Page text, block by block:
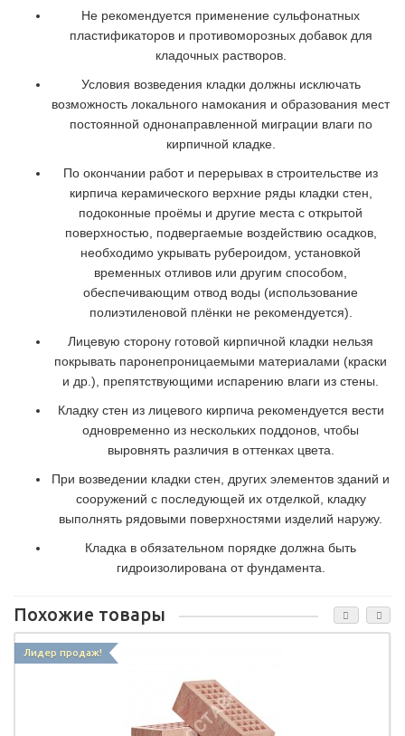
Не рекомендуется применение сульфонатных
пластификаторов и противоморозных добавок для
кладочных растворов.
Условия возведения кладки должны исключать
возможность локального намокания и образования мест
постоянной однонаправленной миграции влаги по
кирпичной кладке.
По окончании работ и перерывах в строительстве из
кирпича керамического верхние ряды кладки стен,
подоконные проёмы и другие места с открытой
поверхностью, подвергаемые воздействию осадков,
необходимо укрывать рубероидом, установкой
временных отливов или другим способом,
обеспечивающим отвод воды (использование
полиэтиленовой плёнки не рекомендуется).
Лицевую сторону готовой кирпичной кладки нельзя
покрывать паронепроницаемыми материалами (краски
и др.), препятствующими испарению влаги из стены.
Кладку стен из лицевого кирпича рекомендуется вести
одновременно из нескольких поддонов, чтобы
выровнять различия в оттенках цвета.
При возведении кладки стен, других элементов зданий и
сооружений с последующей их отделкой, кладку
выполнять рядовыми поверхностями изделий наружу.
Кладка в обязательном порядке должна быть
гидроизолирована от фундамента.
Похожие товары
Лидер продаж!